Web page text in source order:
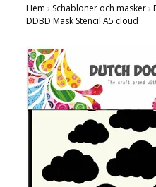
Hem › Schabloner och masker›
DDBD Mask Stencil A5 cloud